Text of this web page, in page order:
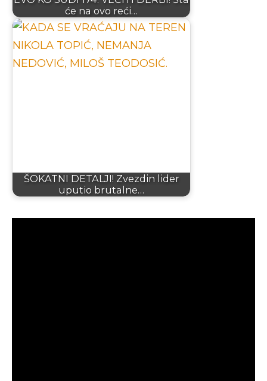
će na ovo reći…
ŠOKATNI DETALJI! Zvezdin lider
uputio brutalne…